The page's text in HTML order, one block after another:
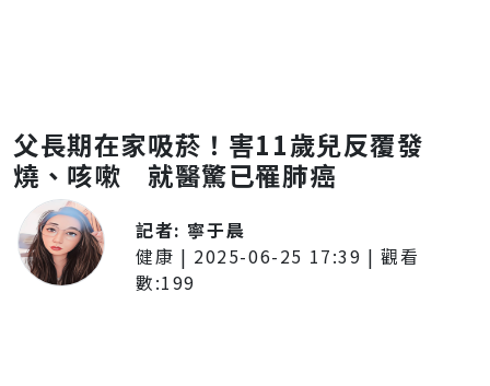
父長期在家吸菸！害11歲兒反覆發
燒、咳嗽 就醫驚已罹肺癌
記者: 寧于晨
健康 | 2025-06-25 17:39 | 觀看
數:199